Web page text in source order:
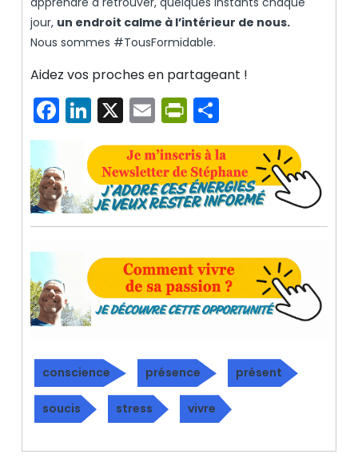
jour, un endroit calme à l’intérieur de nous.
Nous sommes #TousFormidable.
Aidez vos proches en partageant !
Facebook
LinkedIn
X EmailPrintFriendly
conscience présence présent
soucis stress vivre